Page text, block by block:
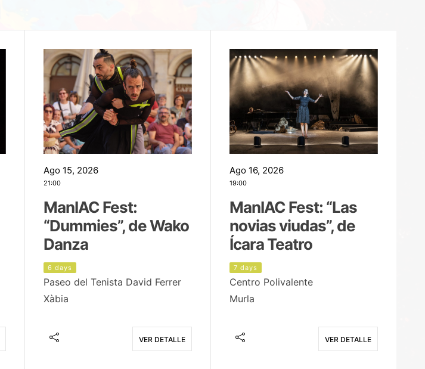
Ago 15, 2026
21:00
ManIAC Fest:
“Dummies”, de Wako
Danza
6 days
Paseo del Tenista David Ferrer
Xàbia
VER DETALLE
Ago 16, 2026
19:00
ManIAC Fest: “Las
novias viudas”, de
Ícara Teatro
7 days
Centro Polivalente
Murla
VER DETALLE